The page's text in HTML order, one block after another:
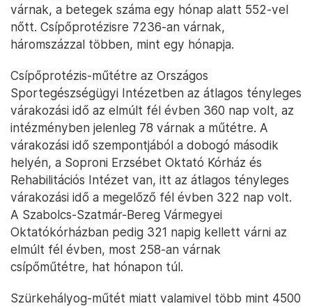
várnak, a betegek száma egy hónap alatt 552-vel
nőtt. Csípőprotézisre 7236-an várnak,
háromszázzal többen, mint egy hónapja.
Csípőprotézis-műtétre az Országos
Sportegészségügyi Intézetben az átlagos tényleges
várakozási idő az elmúlt fél évben 360 nap volt, az
intézményben jelenleg 78 várnak a műtétre. A
várakozási idő szempontjából a dobogó második
helyén, a Soproni Erzsébet Oktató Kórház és
Rehabilitációs Intézet van, itt az átlagos tényleges
várakozási idő a megelőző fél évben 322 nap volt.
A Szabolcs-Szatmár-Bereg Vármegyei
Oktatókórházban pedig 321 napig kellett várni az
elmúlt fél évben, most 258-an várnak
csípőműtétre, hat hónapon túl.
Szürkehályog-műtét miatt valamivel több mint 4500